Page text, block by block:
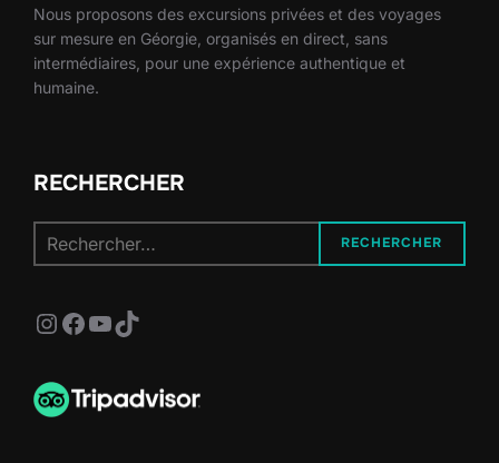
Nous proposons des excursions privées et des voyages
sur mesure en Géorgie, organisés en direct, sans
intermédiaires, pour une expérience authentique et
humaine.
RECHERCHER
pour :
RECHERCHER
Instagram
Facebook
YouTube
TikTok